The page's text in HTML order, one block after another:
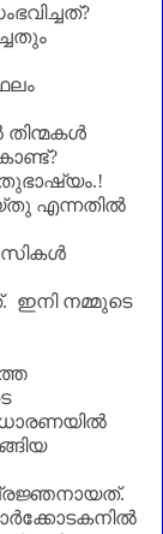
?
?
എന്നതിൽ
ഇനി നമ്മുടെ
ധാരണയിൽ